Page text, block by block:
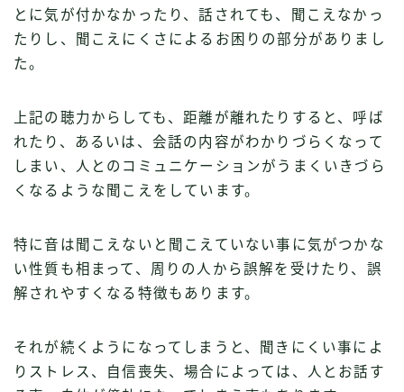
とに気が付かなかったり、話されても、聞こえなかっ
たりし、聞こえにくさによるお困りの部分がありまし
た。
上記の聴力からしても、距離が離れたりすると、呼ば
れたり、あるいは、会話の内容がわかりづらくなって
しまい、人とのコミュニケーションがうまくいきづら
くなるような聞こえをしています。
特に音は聞こえないと聞こえていない事に気がつかな
い性質も相まって、周りの人から誤解を受けたり、誤
解されやすくなる特徴もあります。
それが続くようになってしまうと、聞きにくい事によ
りストレス、自信喪失、場合によっては、人とお話す